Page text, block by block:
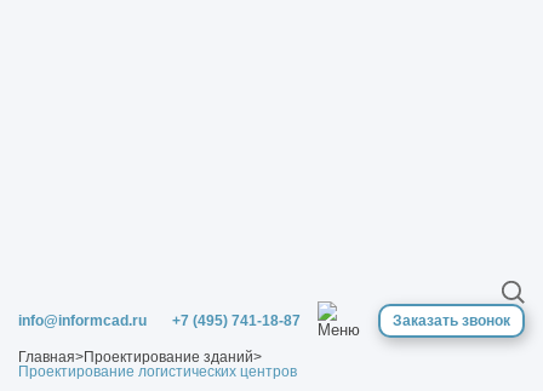
info@informcad.ru +7 (495) 741-18-87 Заказать звонок
Главная>Проектирование зданий>
Проектирование логистических центров